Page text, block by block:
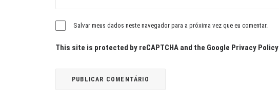
Salvar meus dados neste navegador para a próxima vez que eu comentar.
This site is protected by reCAPTCHA and the Google Privacy Policy